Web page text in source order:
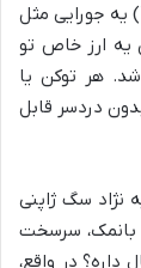
مختلف وجود داره، نمادها یا همون تیکرها (Tickers) یه جورایی مثل
یه ارز خاص تو
هر توکن یا
دردسر قابل
نژاد سگ ژاپنی
بانمک، سرسخت
داره؟ در واقع،